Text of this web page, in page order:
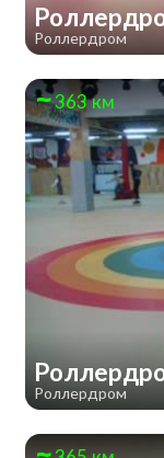
Роллердром
363 км
Роллердром